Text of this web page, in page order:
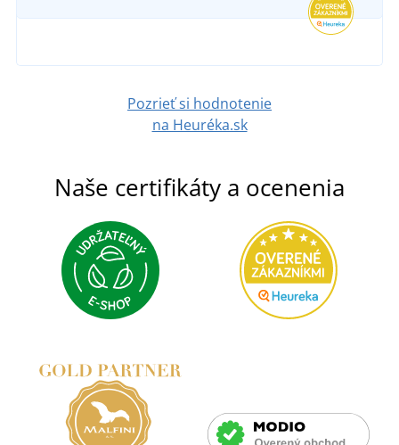
Pozrieť si hodnotenie
na Heuréka.sk
Naše certifikáty a ocenenia